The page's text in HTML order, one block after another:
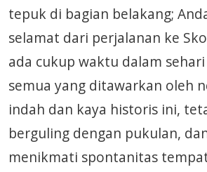
tepuk di bagian belakang;
selamat dari perjalanan ke
ada cukup waktu dalam
semua yang ditawarkan oleh
indah dan kaya historis ini,
berguling dengan pukulan,
menikmati spontanitas